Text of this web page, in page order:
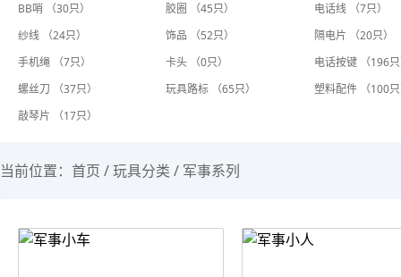
BB哨 （30只）
胶圈 （45只）
电话线 （7只）
纱线 （24只）
饰品 （52只）
隔电片 （20只）
手机绳 （7只）
卡头 （0只）
电话按键 （196
螺丝刀 （37只）
玩具路标 （65只）
塑料配件 （100
敲琴片 （17只）
当前位置： 首页 /玩具分类 / 军事系列